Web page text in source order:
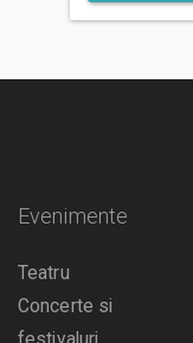
Evenimente
Teatru
Concerte si